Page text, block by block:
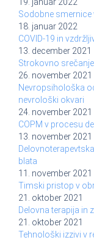
Sodobne smernice
18. januar 2022
COVID-19 in
13. december 2021
Strokovno
26. november 2021
Nevropsihološka
nevrološki okvari
24. november 2021
COPM v procesu
13. november 2021
blata
11. november 2021
Timski pristop v
21. oktober 2021
Delovna terapija in
21. oktober 2021
Tehnološki izzivi v